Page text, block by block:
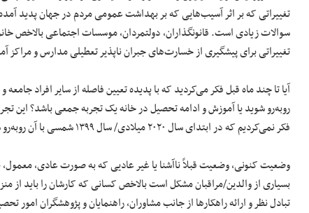
تغییراتی که بر اثر آسیب‌هایی که بر بهداشت عمومی‌ مردم در جهان پدید
سوالات زیادی است. قانونگذاران، دولتمردان، موسسات اجتماعی بالاخص
تغییراتی برای پیشگیری از خسارت‌های جبران ناپذیر تعطیلی مدارس و مراکز
آیا تا چند ماه قبل فکر می‌کردید که با پدیده تعیین فاصله از سایر افراد
روبه‌رو شوید یا آموزش و ادامه تحصیل در خانه یک تجربه جمعی باشد؟ این
فکر نمی‌کردیم که در ابتدای سال ۲۰۲۰ میلادی/ سال ۱۳۹۹ شمسی با آن روبه‌رو شده و زندگی کنیم.
وضعیت کنونی، وضعیت قبلاً ناآشنا یا غیر عادیی که به صورت عادی،
بسیاری از والدین/مراقبان مشکل است بالاخص کسانی که کارشان را باید از
تبادل نظر و ارائه راهکارها از جانب مشاوران، راهنمایان و پژوهشگران امور